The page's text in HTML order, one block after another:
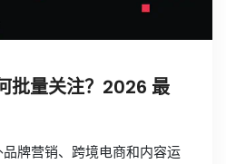
量关注？2026 最
牌营销、跨境电商和内容运